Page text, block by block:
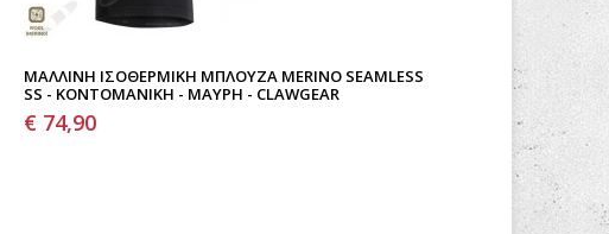
ΜΆΛΛΙΝΗ ΙΣΟΘΕΡΜΙΚΉ ΜΠΛΟΎΖΑ MERINO SEAMLESS
SS - ΚΟΝΤΟΜΆΝΙΚΗ - ΜΑΎΡΗ - CLAWGEAR
€ 74,90